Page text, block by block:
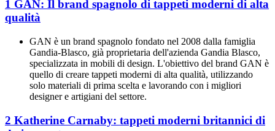
1 GAN: Il brand spagnolo di tappeti moderni di alta
qualità
GAN è un brand spagnolo fondato nel 2008 dalla famiglia
Gandia-Blasco, già proprietaria dell'azienda Gandia Blasco,
specializzata in mobili di design. L'obiettivo del brand GAN è
quello di creare tappeti moderni di alta qualità, utilizzando
solo materiali di prima scelta e lavorando con i migliori
designer e artigiani del settore.
2 Katherine Carnaby: tappeti moderni britannici di